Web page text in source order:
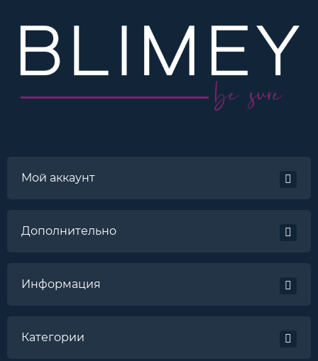
Мой аккаунт
Дополнительно
Информация
Категории